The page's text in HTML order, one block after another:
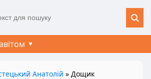
Анатолій » Дощик